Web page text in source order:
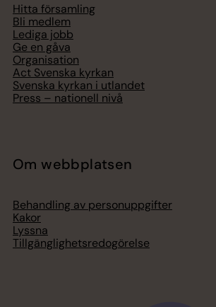
Hitta församling
Bli medlem
Lediga jobb
Ge en gåva
Organisation
Act Svenska kyrkan
Svenska kyrkan i utlandet
Press – nationell nivå
Om webbplatsen
Behandling av personuppgifter
Kakor
Lyssna
Tillgänglighetsredogörelse